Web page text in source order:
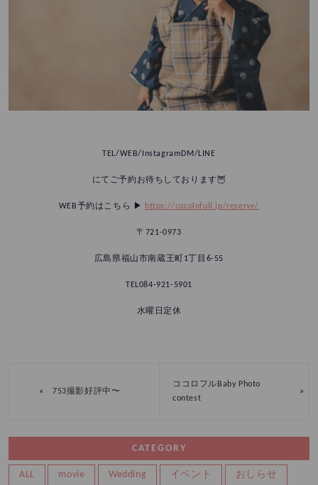
TEL/WEB/InstagramDM/LINE
にてご予約お待ちしております🦉
WEB予約はこちら ▶︎ https://cocolofull.jp/reserve/
〒721-0973
広島県福山市南蔵王町1丁目6-55
TEL084-921-5901
水曜日定休
« 753撮影好評中〜
ココロフルBaby Photo
contest
»
CATEGORY
ALL movie Wedding イベント おしらせ